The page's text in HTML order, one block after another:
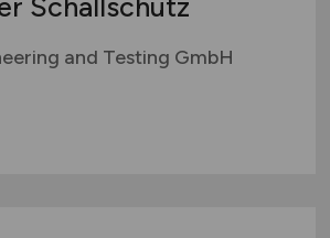
Schallschutz
and Testing GmbH